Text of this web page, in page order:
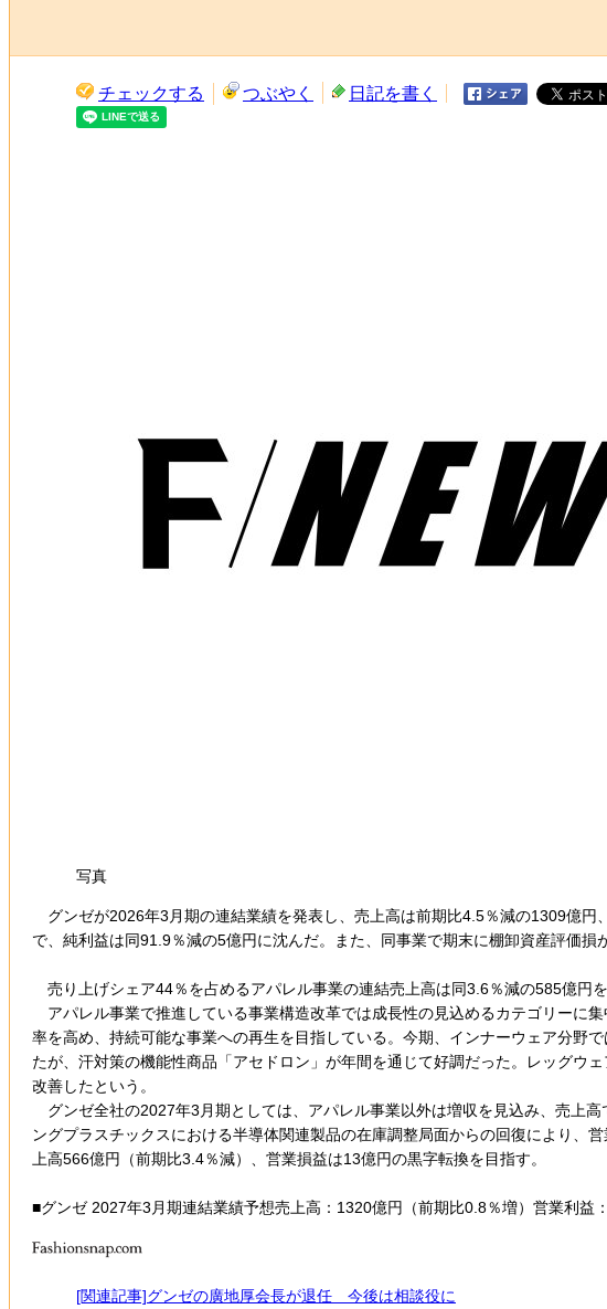
チェックする つぶやく 日記を書く
写真
グンゼが2026年3月期の連結業績を発表し、売上高は前期比4.5％減の1309億
で、純利益は同91.9％減の5億円に沈んだ。また、同事業で期末に棚卸資産評価
売り上げシェア44％を占めるアパレル事業の連結売上高は同3.6％減の585億円
アパレル事業で推進している事業構造改革では成長性の見込めるカテゴリーに
率を高め、持続可能な事業への再生を目指している。今期、インナーウェア分野
たが、汗対策の機能性商品「アセドロン」が年間を通じて好調だった。レッグウ
改善したという。
グンゼ全社の2027年3月期としては、アパレル事業以外は増収を見込み、売上
ングプラスチックスにおける半導体関連製品の在庫調整局面からの回復により、
上高566億円（前期比3.4％減）、営業損益は13億円の黒字転換を目指す。
■グンゼ 2027年3月期連結業績予想売上高：1320億円（前期比0.8％増）営業利益
[関連記事]グンゼの廣地厚会長が退任 今後は相談役に